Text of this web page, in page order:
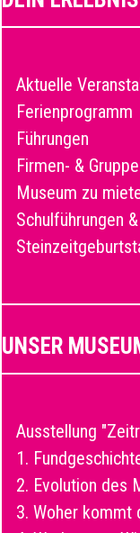
Aktuelle
Ferienprogramm
Führungen
Firmen- &
Museum zu
Schulführungen
UNSER
Ausstellung
1.
2. Evolution des
3. Woher kommt